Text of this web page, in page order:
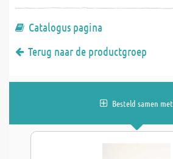
Catalogus pagina
Terug naar de productgroep
Besteld samen met